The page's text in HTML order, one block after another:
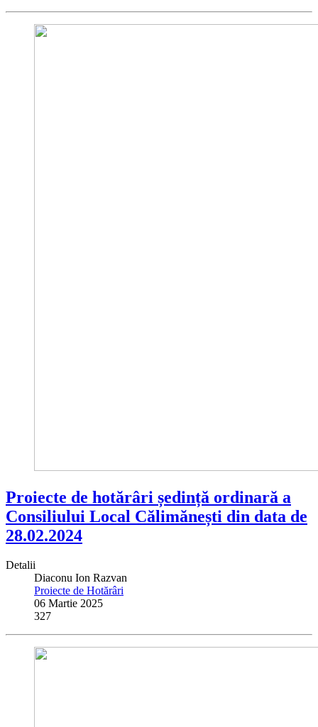
Proiecte de hotărâri ședință ordinară a
Consiliului Local Călimănești din data de
28.02.2024
Detalii
Diaconu Ion Razvan
Proiecte de Hotărâri
06 Martie 2025
327